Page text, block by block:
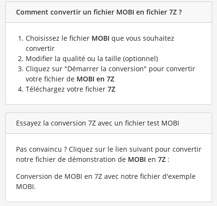
Comment convertir un fichier MOBI en fichier 7Z ?
Choisissez le fichier MOBI que vous souhaitez
convertir
Modifier la qualité ou la taille (optionnel)
Cliquez sur "Démarrer la conversion" pour convertir
votre fichier de MOBI en 7Z
Téléchargez votre fichier 7Z
Essayez la conversion 7Z avec un fichier test MOBI
Pas convaincu ? Cliquez sur le lien suivant pour convertir
notre fichier de démonstration de MOBI en 7Z:
Conversion de MOBI en 7Z avec notre fichier d'exemple
MOBI.